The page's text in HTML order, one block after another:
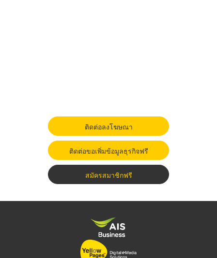
ติดต่อลงโฆษณา
ติดต่อขอเพิ่มข้อมูลธุรกิจฟรี
สมัครสมาชิกฟรี